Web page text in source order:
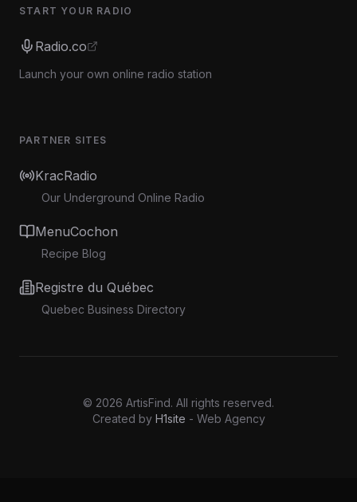
START YOUR RADIO
Radio.co
Launch your own online radio station
PARTNER SITES
KracRadio
Our Underground Online Radio
MenuCochon
Recipe Blog
Registre du Québec
Quebec Business Directory
© 2026 ArtisFind. All rights reserved.
Created by H1site - Web Agency